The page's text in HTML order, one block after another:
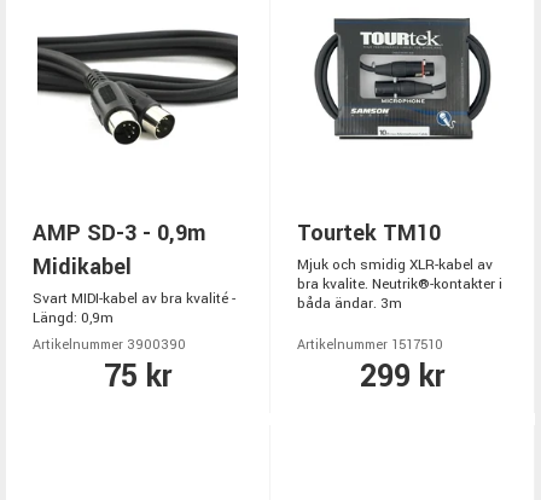
AMP SD-3 - 0,9m
Midikabel
Svart MIDI-kabel av bra kvalité -
Längd: 0,9m
Artikelnummer 3900390
75 kr
Tourtek TM10
Mjuk och smidig XLR-kabel av
bra kvalite. Neutrik®-kontakter i
båda ändar. 3m
Artikelnummer 1517510
299 kr